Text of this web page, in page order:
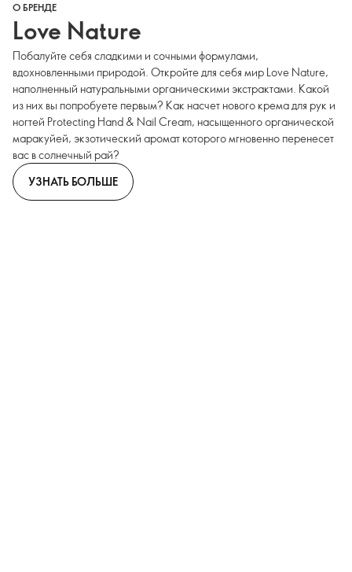
О БРЕНДЕ
Love Nature
Побалуйте себя сладкими и сочными формулами,
вдохновленными природой. Откройте для себя мир Love Nature,
наполненный натуральными органическими экстрактами. Какой
из них вы попробуете первым? Как насчет нового крема для рук и
ногтей Protecting Hand & Nail Cream, насыщенного органической
маракуйей, экзотический аромат которого мгновенно перенесет
вас в солнечный рай?
УЗНАТЬ БОЛЬШЕ